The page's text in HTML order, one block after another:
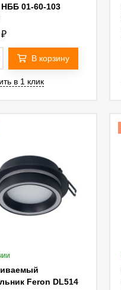
01-60-103
₽
В корзину
в 1 клик
Feron DL514